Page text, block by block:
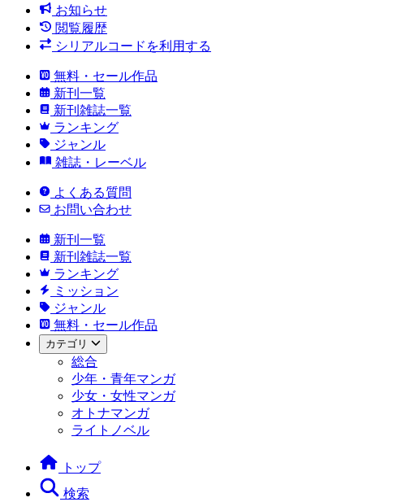
お知らせ
閲覧履歴
シリアルコードを利用する
無料・セール作品
新刊一覧
新刊雑誌一覧
ランキング
ジャンル
雑誌・レーベル
よくある質問
お問い合わせ
新刊一覧
新刊雑誌一覧
ランキング
ミッション
ジャンル
無料・セール作品
カテゴリ
総合
少年・青年マンガ
少女・女性マンガ
オトナマンガ
ライトノベル
トップ
検索